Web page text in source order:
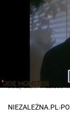
Jerzy Stuhr w sztuce
NIEZALEŻNA.PL ›